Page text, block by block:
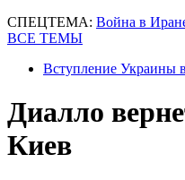
СПЕЦТЕМА: Война в
ВСЕ ТЕМЫ
Вступление Украины
Диалло
Киев